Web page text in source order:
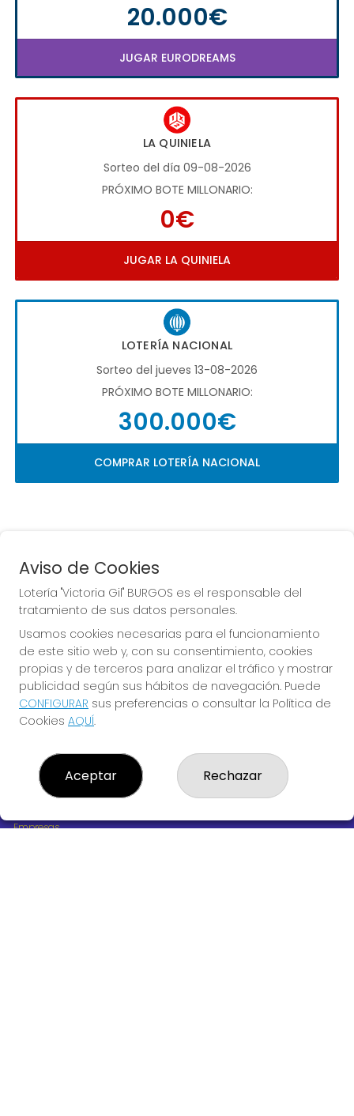
20.000€
JUGAR EURODREAMS
LA QUINIELA
Sorteo del día 09-08-2026
PRÓXIMO BOTE MILLONARIO:
0€
JUGAR LA QUINIELA
LOTERÍA NACIONAL
Sorteo del jueves 13-08-2026
PRÓXIMO BOTE MILLONARIO:
300.000€
COMPRAR LOTERÍA NACIONAL
La de la Antigua de
Gamonal
¿Quiénes somos?
Comprar lotería
Resultados
Empresas
Aviso de Cookies
Lotería "Victoria Gil" BURGOS es el responsable del
tratamiento de sus datos personales.
Usamos cookies necesarias para el funcionamiento
de este sitio web y, con su consentimiento, cookies
propias y de terceros para analizar el tráfico y mostrar
publicidad según sus hábitos de navegación. Puede
CONFIGURAR sus preferencias o consultar la Política de
Cookies AQUÍ.
Aceptar Rechazar